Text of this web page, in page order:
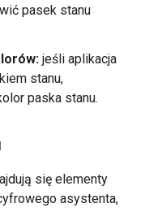
pasek stanu
jeśli aplikacja
stanu,
paska stanu.
się elementy
asystenta,